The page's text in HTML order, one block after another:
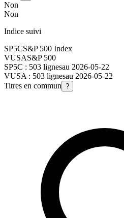
Non
Non
Indice suivi
SP5CS&P 500 Index
VUSAS&P 500
SP5C : 503 lignesau 2026-05-22
VUSA : 503 lignesau 2026-05-22
Titres en commun ?